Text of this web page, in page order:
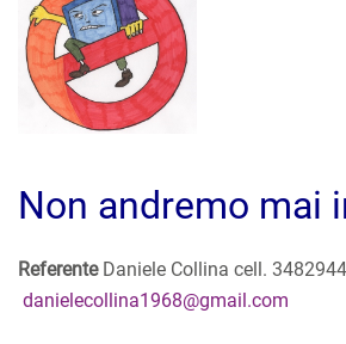
Non andremo mai
Referente Daniele Collina cell.
danielecollina1968@gmail.com